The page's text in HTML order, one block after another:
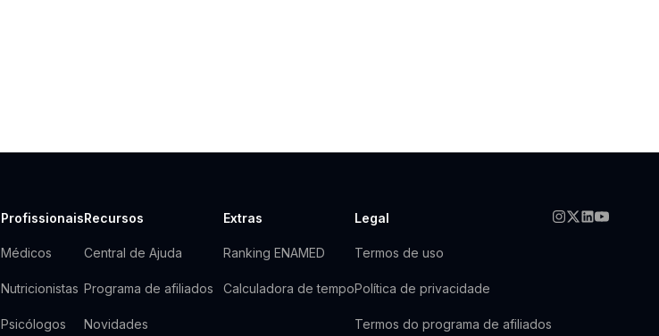
Profissionais
Médicos
Nutricionistas
Psicólogos
Recursos
Central de Ajuda
Programa de afiliados
Novidades
Extras
Ranking ENAMED
Calculadora de tempo
Legal
Termos de uso
Política de privacidade
Termos do programa de afiliados